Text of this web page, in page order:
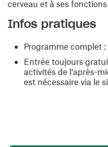
cerveau et à ses fonctions
Infos pratiques
Programme complet :
Entrée toujours
activités de l’après-
est nécessaire via le